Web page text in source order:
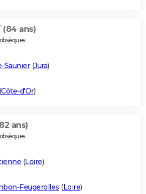
(84 ans)
Saunier(Jura)
(Côte-d'Or)
ans)
(Loire)
Feugerolles (Loire)